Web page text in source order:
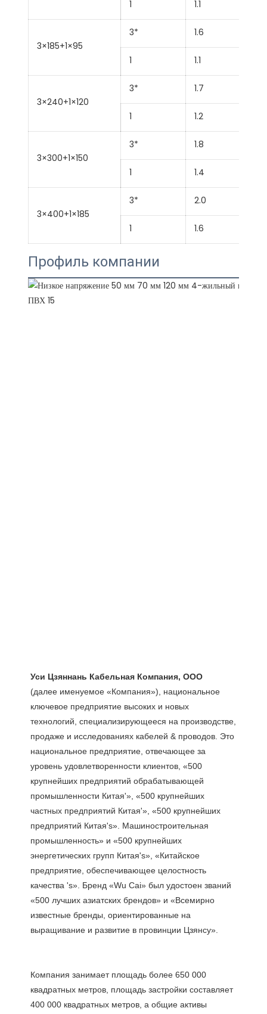
1
1.1
3×185+1×95
3*
1.6
1
1.1
3×240+1×120
3*
1.7
1
1.2
3×300+1×150
3*
1.8
1
1.4
3×400+1×185
3*
2.0
1
1.6
Профиль компании
(далее именуемое «Компания»), национальное
ключевое предприятие высоких и новых
технологий, специализирующееся на производстве,
продаже и исследованиях кабелей & проводов. Это
национальное предприятие, отвечающее за
уровень удовлетворенности клиентов, «500
крупнейших предприятий обрабатывающей
промышленности Китая'», «500 крупнейших
частных предприятий Китая'», «500 крупнейших
предприятий Китая's». Машиностроительная
промышленность» и «500 крупнейших
энергетических групп Китая's», «Китайское
предприятие, обеспечивающее целостность
качества 's». Бренд «Wu Cai» был удостоен званий
«500 лучших азиатских брендов» и «Всемирно
известные бренды, ориентированные на
Компания занимает площадь более 650 000
квадратных метров, площадь застройки составляет
400 000 квадратных метров, а общие активы